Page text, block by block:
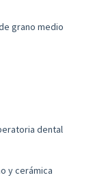
grano medio
dental
y cerámica